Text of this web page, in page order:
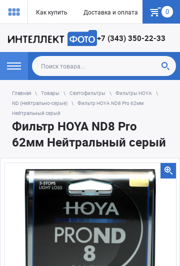
Как купить Доставка и оплата Гарантия
0
+7 (343) 350-22-33
Главная Товары Светофильтры
Фильтры HOYA
ND (Нейтрально-серые)
Фильтр HOYA ND8 Pro 62мм
Нейтральный серый
Фильтр HOYA ND8 Pro
62мм Нейтральный серый